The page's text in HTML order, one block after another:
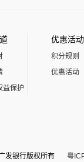
益保护
优惠活动
积分规则
优惠活动
发银行版权所有 粤